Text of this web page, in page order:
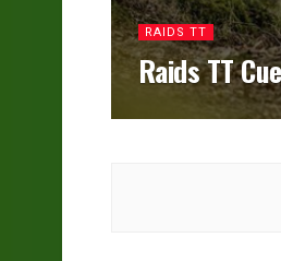
RAIDS TT
Raids TT